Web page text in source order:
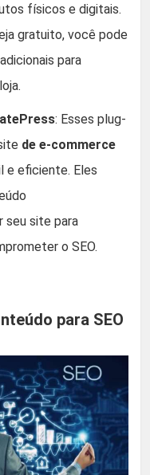
físicos e digitais.
gratuito, você pode
para
: Esses plug-
de e-commerce
e eficiente. Eles
seu site para
o SEO.
para SEO